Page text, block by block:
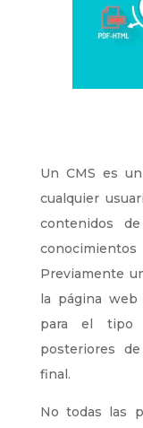
Un CMS es
cualquier
contenidos
Previamente
la página web
para el tipo
posteriores
final.
No todas las